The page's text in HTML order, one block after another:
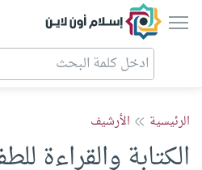
إسلام أون لاين
الرئيسية الأرشيف
الكتابة والقراءة